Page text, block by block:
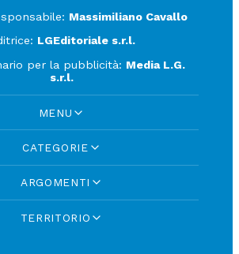
Massimiliano Cavallo
LGEditoriale s.r.l.
per la pubblicità: Media L.G.
s.r.l.
MENU
CATEGORIE
ARGOMENTI
TERRITORIO